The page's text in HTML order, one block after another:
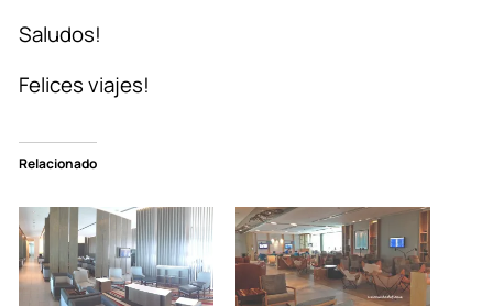
Saludos!
Felices viajes!
Relacionado